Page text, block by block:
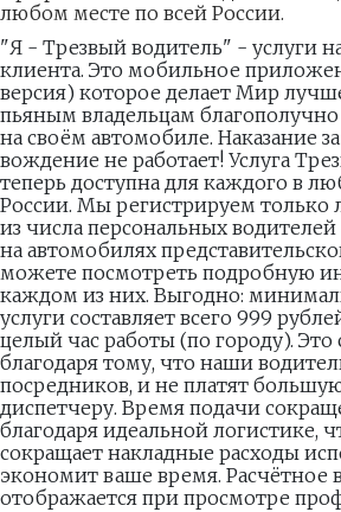
любом месте по всей России.
"Я - Трезвый водитель" - услуги
клиента. Это мобильное
версия) которое делает Мир
пьяным владельцам
на своём автомобиле. Наказание
вождение не работает! Услуга
теперь доступна для каждого в
России. Мы регистрируем только
из числа персональных
на автомобилях
можете посмотреть подробную
каждом из них. Выгодно:
услуги составляет всего 999
целый час работы (по городу).
благодаря тому, что наши
посредников, и не платят
диспетчеру. Время подачи
благодаря идеальной логистике,
сокращает накладные расходы
экономит ваше время. Расчётное
отображается при просмотре